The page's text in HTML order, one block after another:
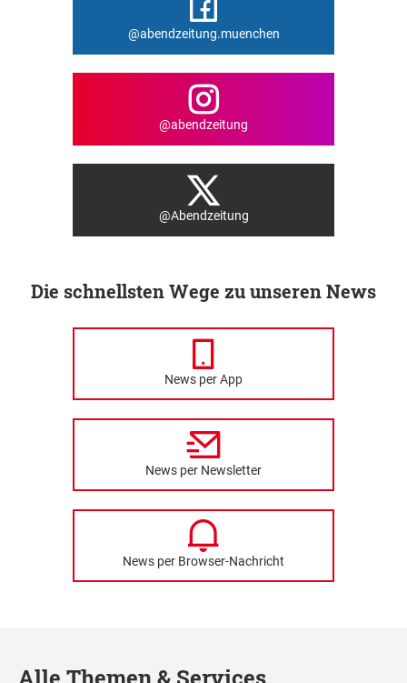
@abendzeitung.muenchen
@abendzeitung
@Abendzeitung
Die schnellsten Wege zu unseren News
News per App
News per Newsletter
News per Browser-Nachricht